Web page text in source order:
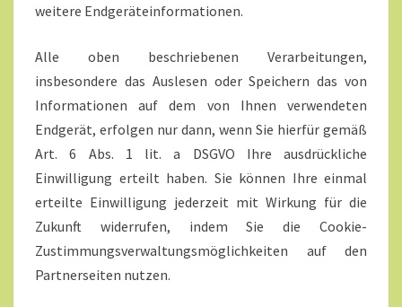
weitere Endgeräteinformationen.
Alle oben beschriebenen Verarbeitungen,
insbesondere das Auslesen oder Speichern das von
Informationen auf dem von Ihnen verwendeten
Endgerät, erfolgen nur dann, wenn Sie hierfür gemäß
Art. 6 Abs. 1 lit. a DSGVO Ihre ausdrückliche
Einwilligung erteilt haben. Sie können Ihre einmal
erteilte Einwilligung jederzeit mit Wirkung für die
Zukunft widerrufen, indem Sie die Cookie-
Zustimmungsverwaltungsmöglichkeiten auf den
Partnerseiten nutzen.